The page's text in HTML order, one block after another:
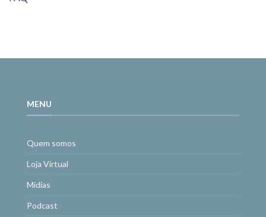
MENU
Quem somos
Loja Virtual
Mídias
Podcast